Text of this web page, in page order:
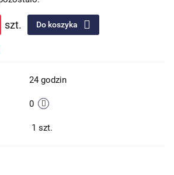
szt. Do koszyka
24 godzin
0
1 szt.